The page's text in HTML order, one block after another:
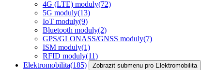
4G (LTE) moduly(72)
5G moduly(13)
IoT moduly(9)
Bluetooth moduly(2)
GPS/GLONASS/GNSS moduly(7)
ISM moduly(1)
RFID moduly(11)
Elektromobilita(185) Zobrazit submenu pro Elektromobilita